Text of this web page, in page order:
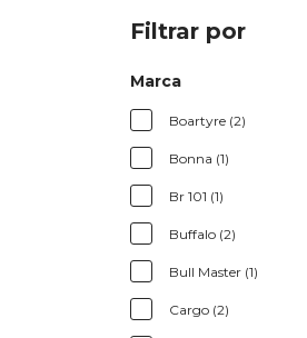
Filtrar por
Marca
Boartyre (2)
Bonna (1)
Br 101 (1)
Buffalo (2)
Bull Master (1)
Cargo (2)